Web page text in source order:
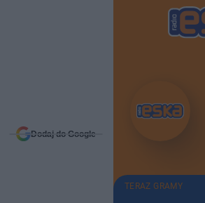
Dodaj do Google
TERAZ GRAMY